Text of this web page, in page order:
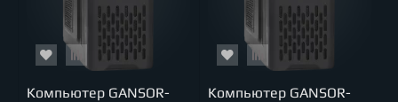
Компьютер GANSOR-
Компьютер GANSOR-